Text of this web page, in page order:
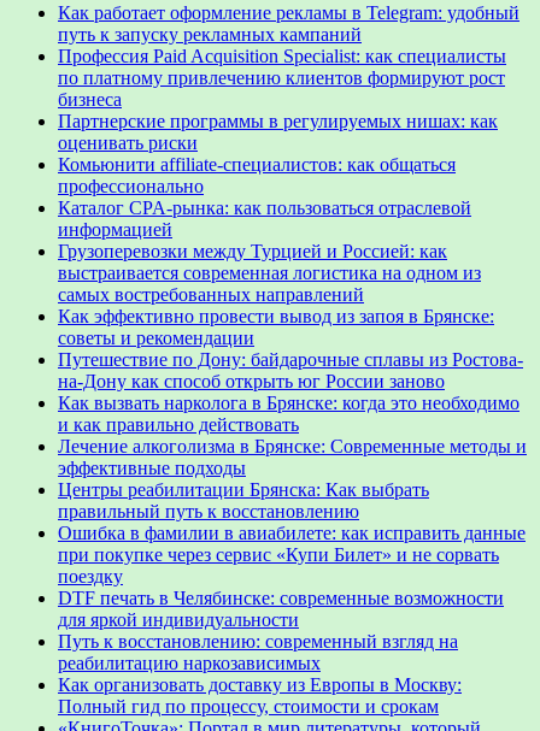
Как работает оформление рекламы в Telegram: удобный
путь к запуску рекламных кампаний
Профессия Paid Acquisition Specialist: как специалисты
по платному привлечению клиентов формируют рост
бизнеса
Партнерские программы в регулируемых нишах: как
оценивать риски
Комьюнити affiliate-специалистов: как общаться
профессионально
Каталог CPA-рынка: как пользоваться отраслевой
информацией
Грузоперевозки между Турцией и Россией: как
выстраивается современная логистика на одном из
самых востребованных направлений
Как эффективно провести вывод из запоя в Брянске:
советы и рекомендации
Путешествие по Дону: байдарочные сплавы из Ростова-
на-Дону как способ открыть юг России заново
Как вызвать нарколога в Брянске: когда это необходимо
и как правильно действовать
Лечение алкоголизма в Брянске: Современные методы и
эффективные подходы
Центры реабилитации Брянска: Как выбрать
правильный путь к восстановлению
Ошибка в фамилии в авиабилете: как исправить данные
при покупке через сервис «Купи Билет» и не сорвать
поездку
DTF печать в Челябинске: современные возможности
для яркой индивидуальности
Путь к восстановлению: современный взгляд на
реабилитацию наркозависимых
Как организовать доставку из Европы в Москву:
Полный гид по процессу, стоимости и срокам